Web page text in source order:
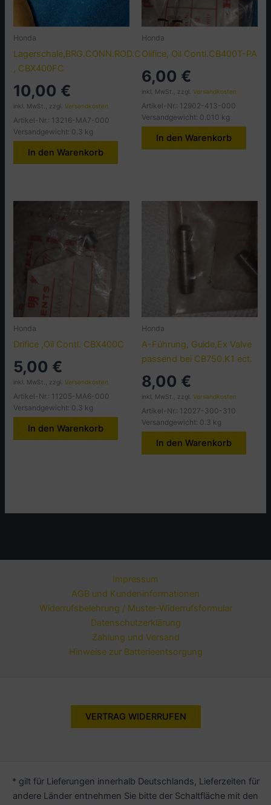
Honda
Lagerschale,BRG.CONN.ROD.C
, CBX400FC
10,00 €
inkl. MwSt., zzgl.Versandkosten
Artikel-Nr.: 13216-MA7-000
Versandgewicht: 0.3 kg
In den Warenkorb
Honda
Olifice, Oil Contl.CB400T-PA
6,00 €
inkl. MwSt., zzgl. Versandkosten
Artikel-Nr.: 12902-413-000
Versandgewicht: 0.010 kg
In den Warenkorb
Honda
Drifice ,Oil Contl. CBX400C
5,00 €
inkl. MwSt., zzgl.Versandkosten
Artikel-Nr.: 11205-MA6-000
Versandgewicht: 0.3 kg
In den Warenkorb
Honda
A-Führung, Guide,Ex Valve
passend bei CB750.K1 ect.
8,00 €
inkl. MwSt., zzgl. Versandkosten
Artikel-Nr.: 12027-300-310
Versandgewicht: 0.3 kg
In den Warenkorb
Impressum
AGB und Kundeninformationen
Widerrufsbelehrung / Muster-Widerrufsformular
Datenschutzerklärung
Zahlung und Versand
Hinweise zur Batterieentsorgung
VERTRAG WIDERRUFEN
* gilt für Lieferungen innerhalb Deutschlands, Lieferzeiten für
andere Länder entnehmen Sie bitte der Schaltfläche mit den